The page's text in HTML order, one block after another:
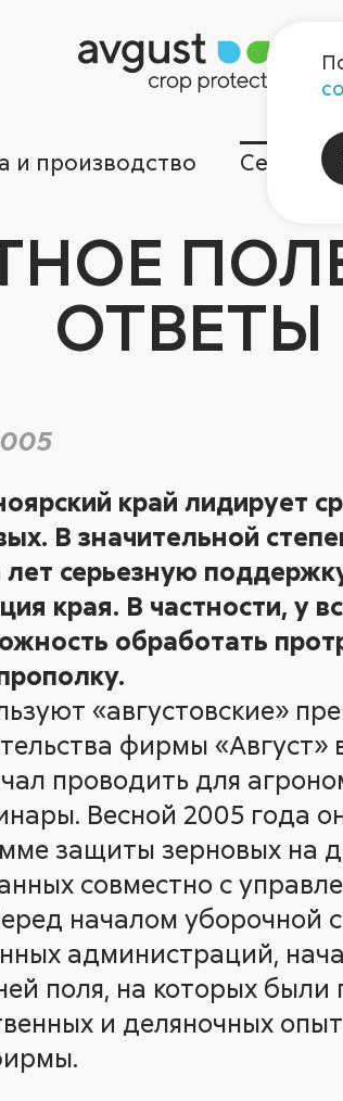
и производство Сервисы
ОТВЕТЫ
край лидирует
В значительной
серьезную
края. В частности, у
обработать
«августовские»
фирмы «Август»
проводить для
Весной 2005 года
защиты зерновых на
совместно с
началом уборочной
администраций,
поля, на которых
и деляночных